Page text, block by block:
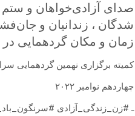
صدای آزادی‌خواهان و
شدگان ، زندانیان و
زمان و مکان گردهمایی در
کمیته برگزاری نهمین گردهمایی
چهاردهم نوامبر ۲۰۲۲
ـ #زن_زندگی_آزادی